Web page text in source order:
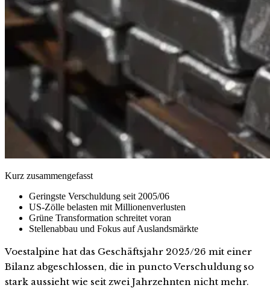
Kurz zusammengefasst
Geringste Verschuldung seit 2005/06
US-Zölle belasten mit Millionenverlusten
Grüne Transformation schreitet voran
Stellenabbau und Fokus auf Auslandsmärkte
Voestalpine hat das Geschäftsjahr 2025/26 mit einer
Bilanz abgeschlossen, die in puncto Verschuldung so
stark aussieht wie seit zwei Jahrzehnten nicht mehr.